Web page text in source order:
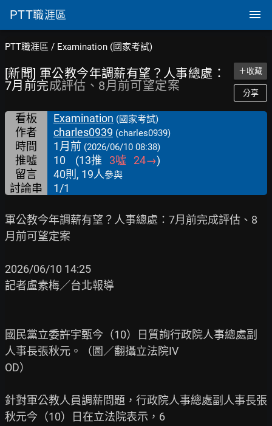
PTT職涯區
PTT職涯區 / Examination (國家考試)
[新聞] 軍公教今年調薪有望？人事總處：
7月前完成評估、8月前可望定案
＋收藏
分享
看板 Examination (國家考試)
作者 charles0939 (charles0939)
時間 1月前 (2026/06/10 08:38)
推噓 10 (13推 3噓 24→)
留言
40則, 19人參與
討論串 1/1
軍公教今年調薪有望？人事總處：7月前完成評估、8
月前可望定案
2026/06/10 14:25
記者盧素梅／台北報導
國民黨立委許宇甄今（10）日質詢行政院人事總處副
人事長張秋元。（圖／翻攝立法院IV
OD）
針對軍公教人員調薪問題，行政院人事總處副人事長張
秋元今（10）日在立法院表示，6